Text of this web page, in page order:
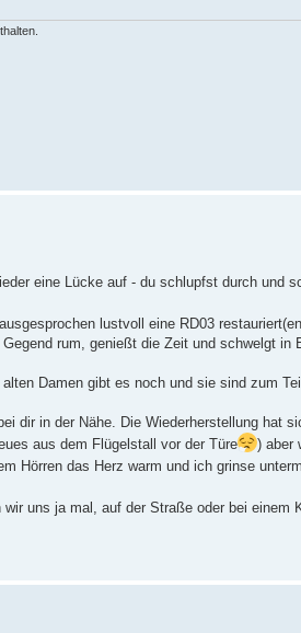
eine Lücke auf - du schlupfst durch und
lustvoll eine RD03
rum, genießt die Zeit und schwelgt in
Damen gibt es noch und sie sind zum
dir in der Nähe. Die Wiederherstellung hat
aus dem Flügelstall vor der Türe
) aber
Hörren das Herz warm und ich grinse
uns ja mal, auf der Straße oder bei einem